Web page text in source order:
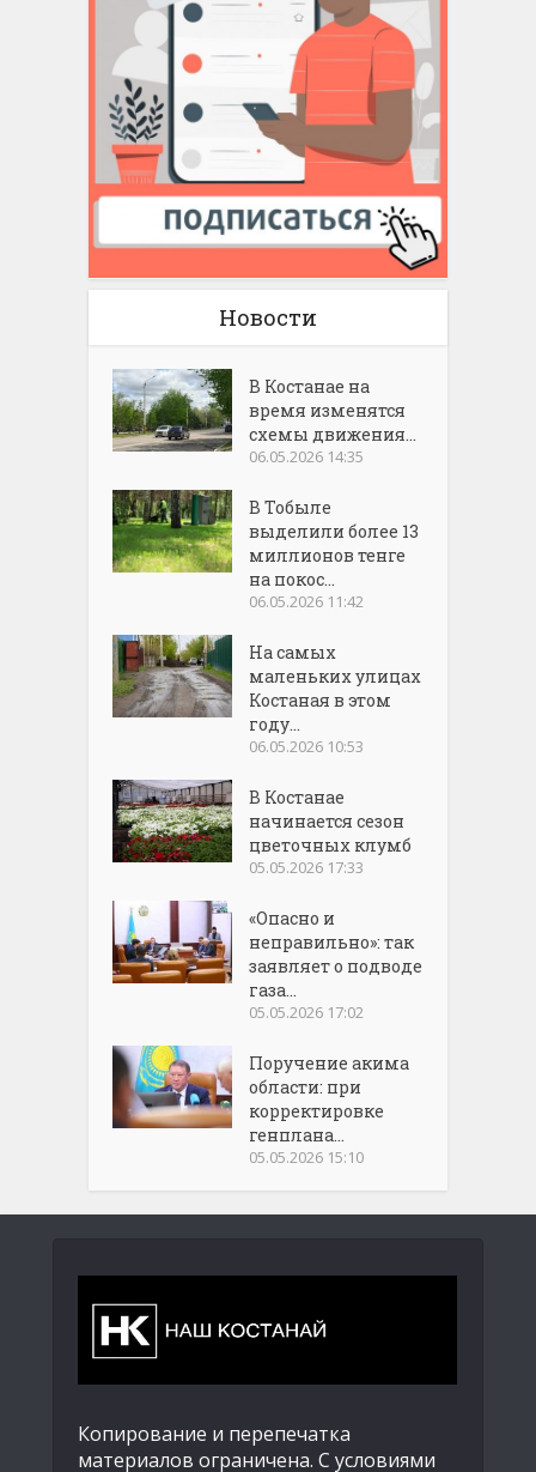
Новости
В Костанае на
время изменятся
схемы движения...
06.05.2026 14:35
В Тобыле
выделили более 13
миллионов тенге
на покос...
06.05.2026 11:42
На самых
маленьких улицах
Костаная в этом
году...
06.05.2026 10:53
В Костанае
начинается сезон
цветочных клумб
05.05.2026 17:33
«Опасно и
неправильно»: так
заявляет о подводе
газа...
05.05.2026 17:02
Поручение акима
области: при
корректировке
генплана...
05.05.2026 15:10
Копирование и перепечатка
материалов ограничена. С условиями